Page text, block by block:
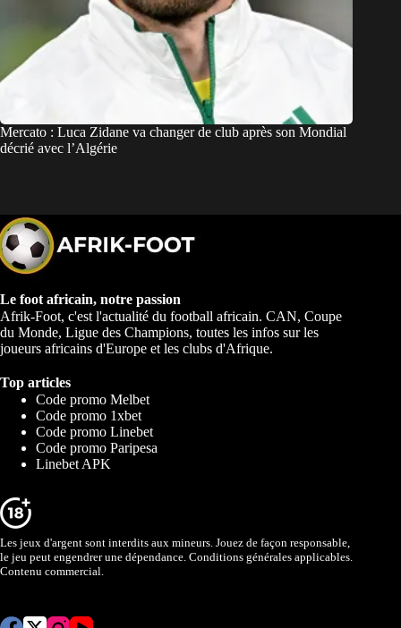
Mercato : Luca Zidane va changer de club après son Mondial
décrié avec l’Algérie
Le foot africain, notre passion
Afrik-Foot, c'est l'actualité du football africain. CAN, Coupe
du Monde, Ligue des Champions, toutes les infos sur les
joueurs africains d'Europe et les clubs d'Afrique.
Top articles
Code promo Melbet
Code promo 1xbet
Code promo Linebet
Code promo Paripesa
Linebet APK
Les jeux d'argent sont interdits aux mineurs. Jouez de façon responsable,
le jeu peut engendrer une dépendance. Conditions générales applicables.
Contenu commercial.